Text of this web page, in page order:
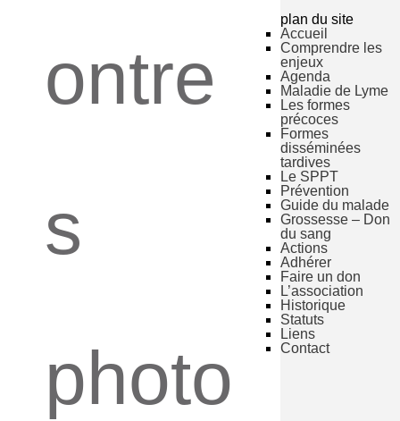
ontre
s
photo
plan du site
Accueil
Comprendre les
enjeux
Agenda
Maladie de Lyme
Les formes
précoces
Formes
disséminées
tardives
Le SPPT
Prévention
Guide du malade
Grossesse – Don
du sang
Actions
Adhérer
Faire un don
L’association
Historique
Statuts
Liens
Contact